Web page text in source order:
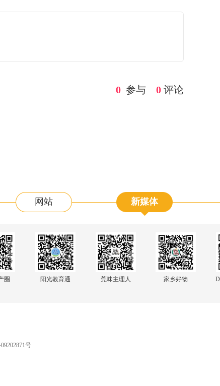
0 参与 0 评论
网站 新媒体
圈 阳光教育通 莞味主理人 家乡好物
号